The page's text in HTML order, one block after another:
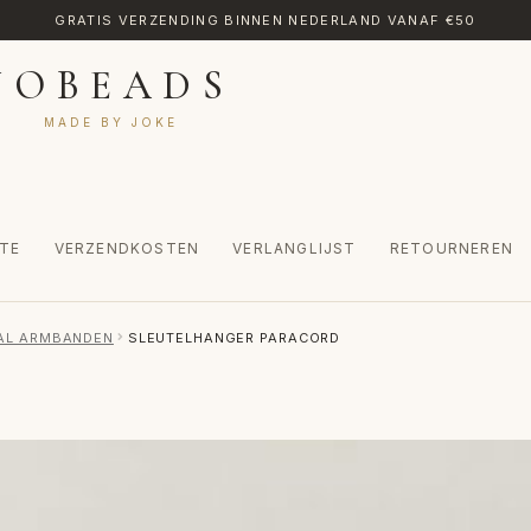
GRATIS VERZENDING BINNEN NEDERLAND VANAF €50
MADE BY JOKE
VERZENDKOSTEN VERLANGLIJST RETOURNEREN
MIJN ACCOUNT RETOURNEREN TRANSLATE VERLANGLIJST
ARMBANDEN SLEUTELHANGER PARACORD